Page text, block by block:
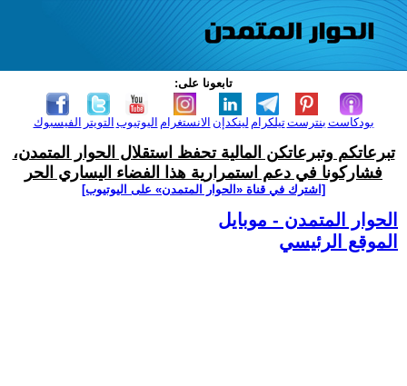
تابعونا على:
الفيسبوك التويتر اليوتيوب الانستغرام لينكدإن تيلكرامبنترست بودكاست
تبرعاتكم وتبرعاتكن المالية تحفظ استقلال الحوار المتمدن،
فشاركونا في دعم استمرارية هذا الفضاء اليساري الحر
[اشترك في قناة ‫«الحوار المتمدن» على اليوتيوب]
الحوار المتمدن - موبايل
الموقع الرئيسي